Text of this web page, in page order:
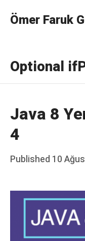
Ömer Faruk
Optional
Java 8
4
Posted
Published 10